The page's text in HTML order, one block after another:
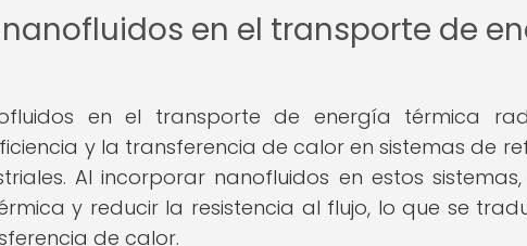
en el transporte de
en el transporte de energía térmica
y la transferencia de calor en sistemas de
Al incorporar nanofluidos en estos
y reducir la resistencia al flujo, lo que se
de calor.